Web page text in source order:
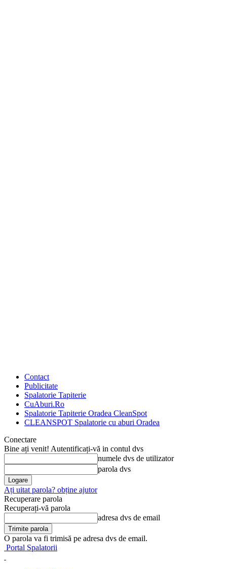
Contact
Publicitate
Spalatorie Tapiterie
CuAburi.Ro
Spalatorie Tapiterie Oradea CleanSpot
CLEANSPOT Spalatorie cu aburi Oradea
Conectare
Bine ați venit! Autentificați-vă in contul dvs
numele dvs de utilizator
parola dvs
Ați uitat parola? obține ajutor
Recuperare parola
Recuperați-vă parola
adresa dvs de email
O parola va fi trimisă pe adresa dvs de email.
Portal Spalatorii